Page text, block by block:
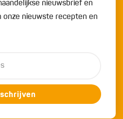
nieuwsbrief en
onze nieuwste recepten en